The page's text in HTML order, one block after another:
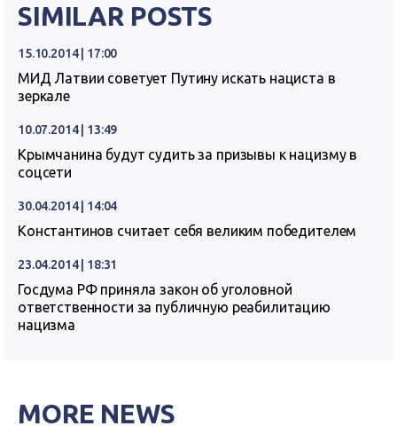
SIMILAR POSTS
15.10.2014 | 17:00
МИД Латвии советует Путину искать нациста в
зеркале
10.07.2014 | 13:49
Крымчанина будут судить за призывы к нацизму в
соцсети
30.04.2014 | 14:04
Константинов считает себя великим победителем
23.04.2014 | 18:31
Госдума РФ приняла закон об уголовной
ответственности за публичную реабилитацию
нацизма
MORE NEWS